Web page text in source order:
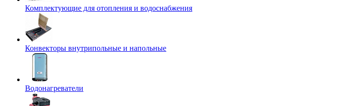
Комплектующие для отопления и водоснабжения
Конвекторы внутрипольные и напольные
Водонагреватели